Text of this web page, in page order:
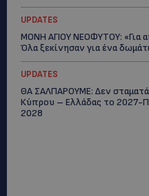
UPDATES
ΜΟΝΗ ΑΓΙΟΥ ΝΕΟΦΥΤΟΥ: «Για
Όλα ξεκίνησαν για ένα
UPDATES
ΘΑ ΣΑΛΠΑΡΟΥΜΕ: Δεν
Κύπρου – Ελλάδας το 2027-
2028